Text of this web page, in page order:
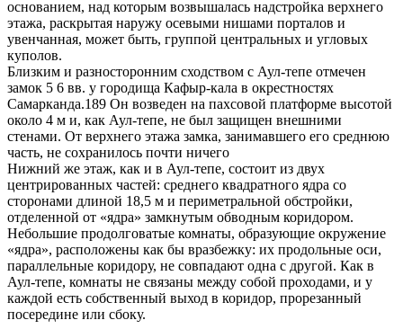
основанием, над которым возвышалась надстройка верхнего
этажа, раскрытая наружу осевыми нишами порталов и
увенчанная, может быть, группой центральных и угловых
куполов.
Близким и разносторонним сходством с Аул-тепе отмечен
замок 5 6 вв. у городища Кафыр-кала в окрестностях
Самарканда.189 Он возведен на пахсовой платформе высотой
около 4 м и, как Аул-тепе, не был защищен внешними
стенами. От верхнего этажа замка, занимавшего его среднюю
часть, не сохранилось почти ничего
Нижний же этаж, как и в Аул-тепе, состоит из двух
центрированных частей: среднего квадратного ядра со
сторонами длиной 18,5 м и периметральной обстройки,
отделенной от «ядра» замкнутым обводным коридором.
Небольшие продолговатые комнаты, образующие окружение
«ядра», расположены как бы вразбежку: их продольные оси,
параллельные коридору, не совпадают одна с другой. Как в
Аул-тепе, комнаты не связаны между собой проходами, и у
каждой есть собственный выход в коридор, прорезанный
посередине или сбоку.